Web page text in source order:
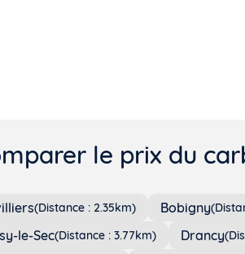
le prix du
(Distance : 2.35km) Bobigny
le-Sec(Distance : 3.77km) Drancy